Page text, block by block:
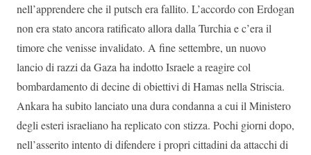
nell’apprendere che il putsch era fallito. L’accordo con Erdogan
non era stato ancora ratificato allora dalla Turchia e c’era il
timore che venisse invalidato. A fine settembre, un nuovo
lancio di razzi da Gaza ha indotto Israele a reagire col
bombardamento di decine di obiettivi di Hamas nella Striscia.
Ankara ha subito lanciato una dura condanna a cui il Ministero
degli esteri israeliano ha replicato con stizza. Pochi giorni dopo,
nell’asserito intento di difendere i propri cittadini da attacchi di